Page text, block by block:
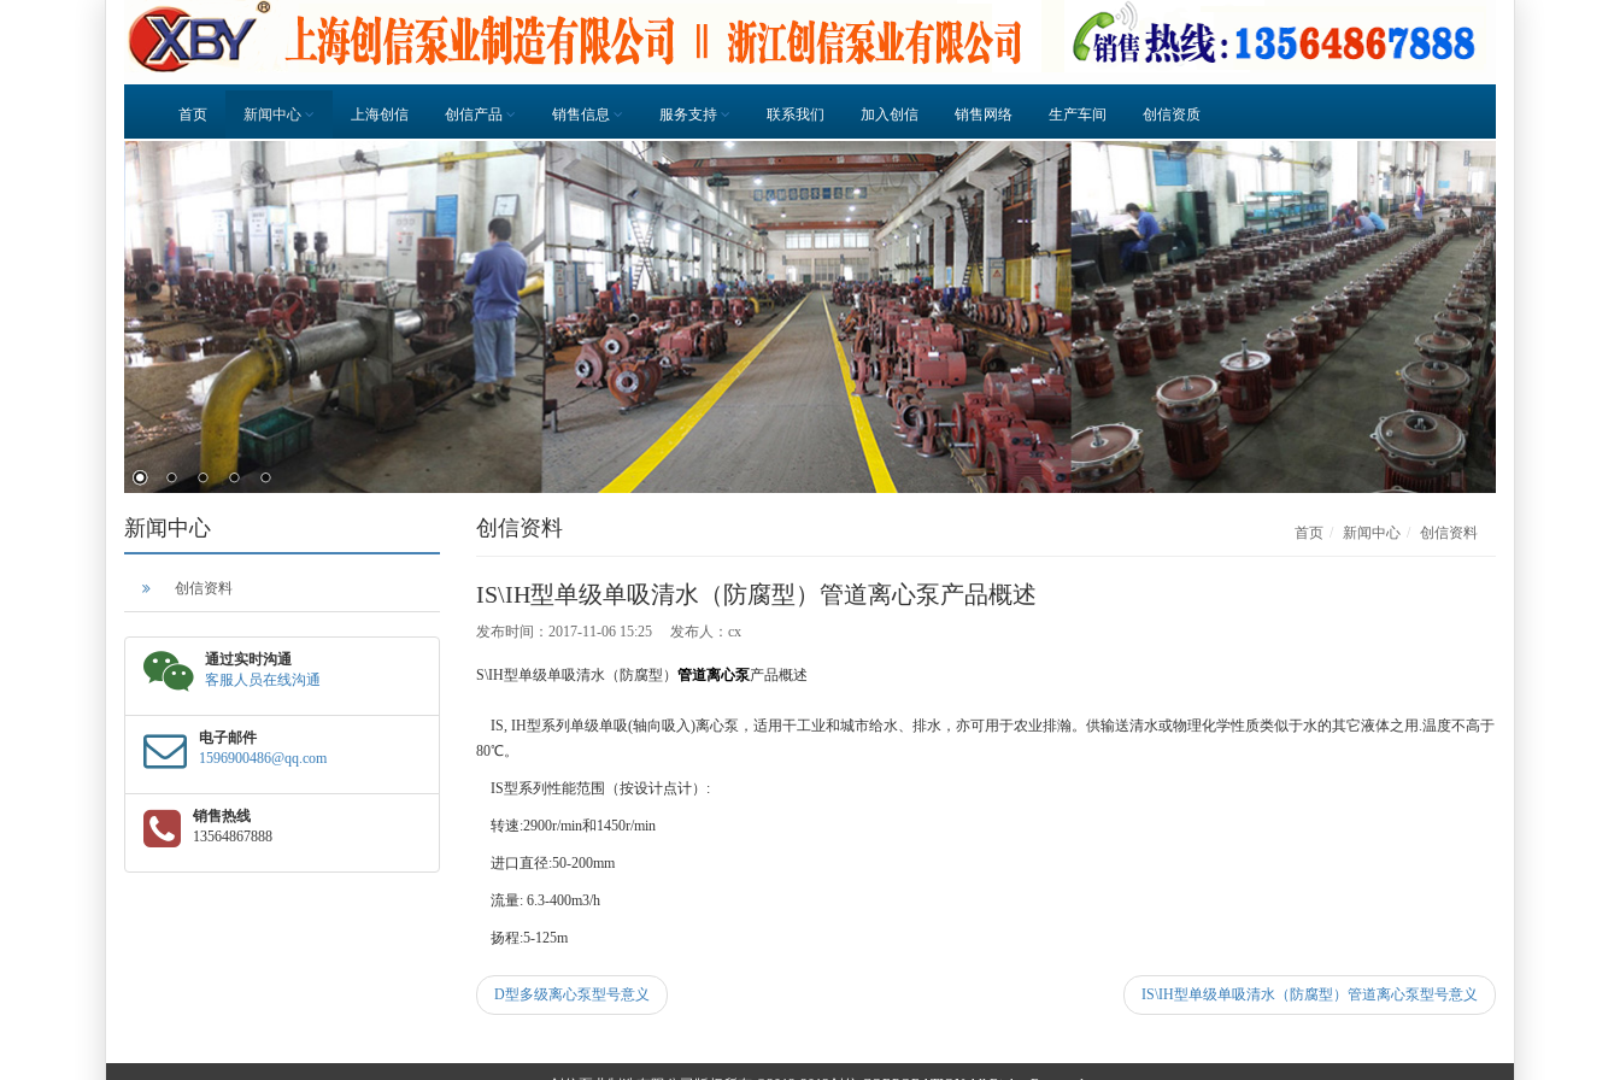
首页 新闻中心 上海创信 创信产品 销售信息 服务支持 联系我们 加入创信 销售网络 生产车间 创信资质
新闻中心
创信资料
通过实时沟通
客服人员在线沟通
电子邮件
1596900486@qq.com
销售热线
13564867888
创信资料 首页 新闻中心 创信资料
IS\IH型单级单吸清水（防腐型）管道离心泵产品概述
发布时间：2017-11-06 15:25 发布人：cx
S\IH型单级单吸清水（防腐型） 管道离心泵产品概述
IS, IH型系列单级单吸(轴向吸入)离心泵，适用干工业和城市给水、排水，亦可用于农业排瀚。供输送清水或物理化学性质类似于水的其它液体之用.温度不高于
80℃。
IS型系列性能范围（按设计点计）:
转速:2900r/min和1450r/min
进口直径:50-200mm
流量: 6.3-400m3/h
扬程:5-125m
D型多级离心泵型号意义 IS\IH型单级单吸清水（防腐型）管道离心泵型号意义